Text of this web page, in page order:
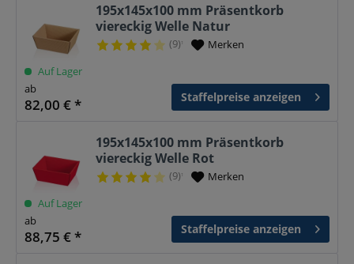
195x145x100 mm Präsentkorb
viereckig Welle Natur
(9)¹ Merken
Auf Lager
ab
82,00 € * Staffelpreise anzeigen
195x145x100 mm Präsentkorb
viereckig Welle Rot
(9)¹ Merken
Auf Lager
ab
88,75 € * Staffelpreise anzeigen